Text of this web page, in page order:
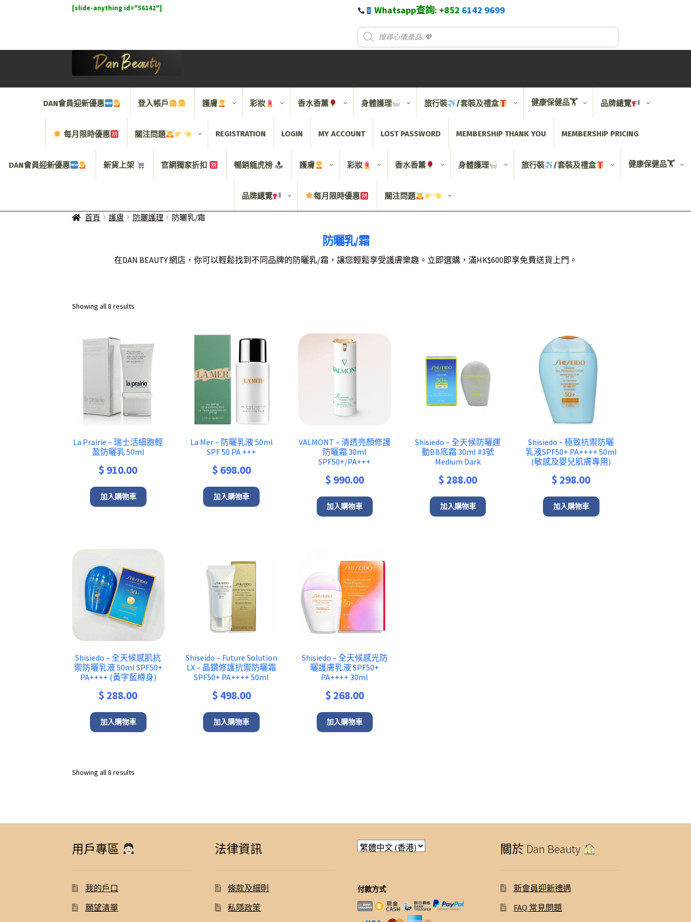
[slide-anything id="56142"] Whatsapp查詢: +852 6142 9699
DAN會員迎新優惠 登入帳戶 護膚 彩妝 香水香薰 身體護理 旅行裝 /套裝及禮盒 健康保健品🏋️ 品牌總覽
每月限時優惠 關注問題 REGISTRATION LOGIN MY ACCOUNT LOST PASSWORD MEMBERSHIP THANK YOU MEMBERSHIP PRICING
DAN會員迎新優惠 新貨上架 官網獨家折扣 暢銷龍虎榜 護膚 彩妝 香水香薰 身體護理 旅行裝 /套裝及禮盒 健康保健品🏋️
品牌總覽 每月限時優惠 關注問題
首頁 護膚 防曬護理 防曬乳/霜
防曬乳/霜
在DAN BEAUTY 網店，你可以輕鬆找到不同品牌的防曬乳/霜，讓您輕鬆享受護膚樂趣。立即選購，滿HK$600即享免費送貨上門。
Showing all 8 results
La Prairie – 瑞士活細胞輕
盈防曬乳 50ml
$ 910.00
加入購物車
La Mer – 防曬乳液 50ml
SPF 50 PA +++
$ 698.00
加入購物車
VALMONT – 清透亮顏修護
防曬霜 30ml
SPF50+/PA+++
$ 990.00
加入購物車
Shisiedo – 全天候防曬運
動BB底霜 30ml #3號
Medium Dark
$ 288.00
加入購物車
Shisiedo – 極致抗禦防曬
乳液SPF50+ PA++++ 50ml
(敏感及嬰兒肌膚專用)
$ 298.00
加入購物車
Shisiedo – 全天候感肌抗
禦防曬乳液 50ml SPF50+
PA++++ (黃字藍樽身)
$ 288.00
加入購物車
Shiseido – Future Solution
LX – 晶鑽修護抗禦防曬霜
SPF50+ PA++++ 50ml
$ 498.00
加入購物車
Shisiedo – 全天候感光防
曬護膚乳液 SPF50+
PA++++ 30ml
$ 268.00
加入購物車
Showing all 8 results
用戶專區
我的戶口
願望清單
法律資訊
條款及細則
私隱政策
付款方式
關於 Dan Beauty
新會員迎新禮遇
FAQ 常見問題